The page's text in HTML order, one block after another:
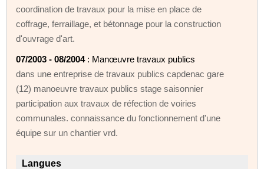
coordination de travaux pour la mise en place de
coffrage, ferraillage, et bétonnage pour la construction
d'ouvrage d'art.
07/2003 - 08/2004: Manœuvre travaux publics
dans une entreprise de travaux publics capdenac gare
(12) manoeuvre travaux publics stage saisonnier
participation aux travaux de réfection de voiries
communales. connaissance du fonctionnement d'une
équipe sur un chantier vrd.
Langues